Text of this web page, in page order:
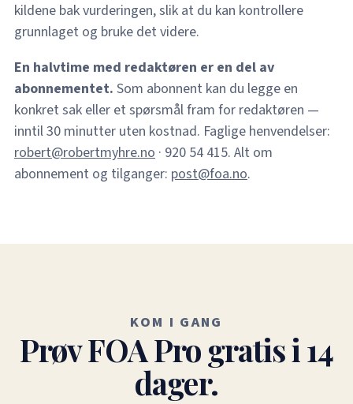
kildene bak vurderingen, slik at du kan kontrollere
grunnlaget og bruke det videre.
En halvtime med redaktøren er en del av
abonnementet. Som abonnent kan du legge en
konkret sak eller et spørsmål fram for redaktøren —
inntil 30 minutter uten kostnad. Faglige henvendelser:
robert@robertmyhre.no · 920 54 415. Alt om
abonnement og tilganger: post@foa.no.
KOM I GANG
Prøv FOA Pro gratis i 14
dager.